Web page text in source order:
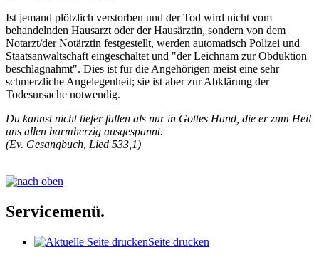
Ist jemand plötzlich verstorben und der Tod wird nicht vom
behandelnden Hausarzt oder der Hausärztin, sondern von dem
Notarzt/der Notärztin festgestellt, werden automatisch Polizei und
Staatsanwaltschaft eingeschaltet und "der Leichnam zur Obduktion
beschlagnahmt". Dies ist für die Angehörigen meist eine sehr
schmerzliche Angelegenheit; sie ist aber zur Abklärung der
Todesursache notwendig.
Du kannst nicht tiefer fallen als nur in Gottes Hand, die er zum Heil
uns allen barmherzig ausgespannt.
(Ev. Gesangbuch, Lied 533,1)
Servicemenü.
Seite drucken